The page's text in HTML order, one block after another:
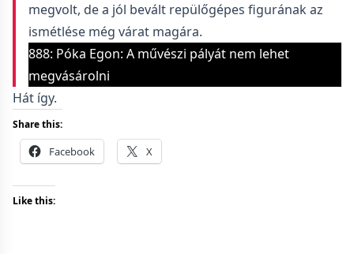
megvolt, de a jól bevált repülőgépes figurának az
ismétlése még várat magára.
888: Póka Egon: A művészi pályát nem lehet
megvásárolni
Hát így.
Share this:
Facebook X
Like this: